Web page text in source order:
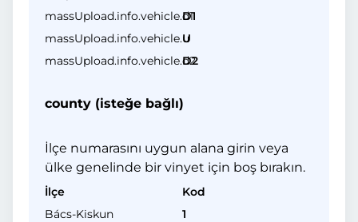
massUpload.info.vehicle.d1
D1
massUpload.info.vehicle.u
U
massUpload.info.vehicle.d2
D2
county (isteğe bağlı)
İlçe numarasını uygun alana girin veya
ülke genelinde bir vinyet için boş bırakın.
İlçe
Kod
Bács-Kiskun
1